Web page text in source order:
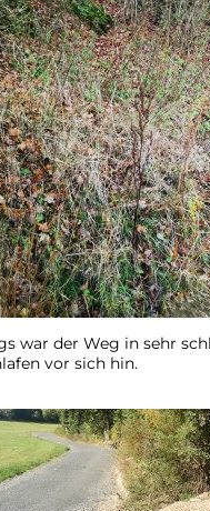
war der Weg in sehr
vor sich hin.